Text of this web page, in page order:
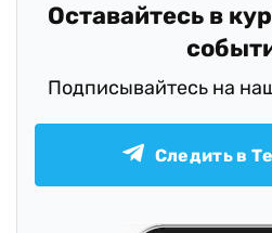
Оставайтесь в
Подписывайтесь на
Следить в